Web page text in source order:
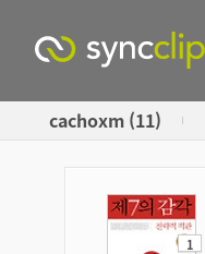
cachoxm (11)
1